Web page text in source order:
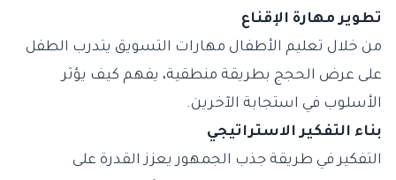
تطوير مهارة الإقناع
من خلال تعليم الأطفال مهارات التسويق يتدرب الطفل
على عرض الحجج بطريقة منطقية، يفهم كيف يؤثر
الأسلوب في استجابة الآخرين.
بناء التفكير الاستراتيجي
التفكير في طريقة جذب الجمهور يعزز القدرة على